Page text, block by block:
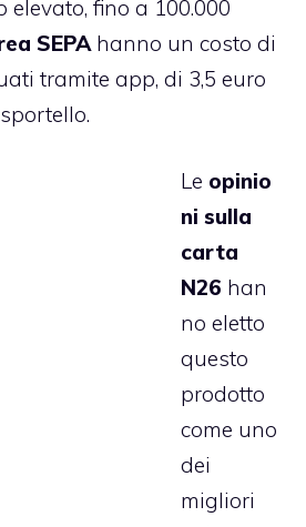
fino a 100.000
SEPAhanno un costo di
tramite app, di 3,5 euro
Le opinio
ni sulla
carta
N26 han
no eletto
questo
prodotto
come uno
dei
migliori